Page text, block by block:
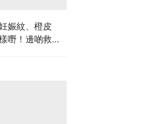
娠紋、橙皮
嘢！邊啲救得